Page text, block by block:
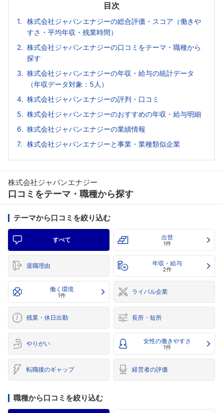
目次
株式会社ジャパンエナジーの総合評価・スコア（働きや
すさ・平均年収・残業時間）
株式会社ジャパンエナジーの口コミをテーマ・職種から
探す
株式会社ジャパンエナジーの年収・給与の統計データ
（年収データ対象：5人）
株式会社ジャパンエナジーの評判・口コミ
株式会社ジャパンエナジーのおすすめの年収・給与明細
株式会社ジャパンエナジーの業績情報
株式会社ジャパンエナジーと事業・業種類似企業
株式会社ジャパンエナジー
口コミをテーマ・職種から探す
テーマから口コミを絞り込む
すべて 出世
1件
退職理由 年収・給与
2件
働く環境
1件 ライバル企業
残業・休日出勤 長所・短所
やりがい 女性の働きやすさ
1件
転職後のギャップ 経営者の評価
職種から口コミを絞り込む